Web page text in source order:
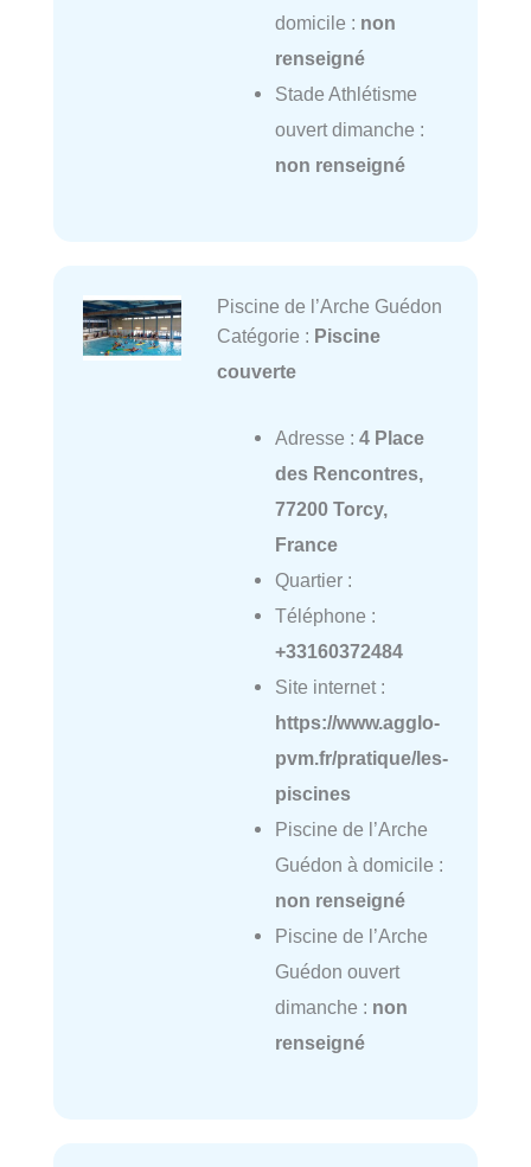
domicile : non
renseigné
Stade Athlétisme
ouvert dimanche :
non renseigné
Piscine de l’Arche Guédon
Catégorie : Piscine
couverte
Adresse : 4 Place
des Rencontres,
77200 Torcy,
France
Quartier :
Téléphone :
+33160372484
Site internet :
https://www.agglo-
pvm.fr/pratique/les-
piscines
Piscine de l’Arche
Guédon à domicile :
non renseigné
Piscine de l’Arche
Guédon ouvert
dimanche : non
renseigné